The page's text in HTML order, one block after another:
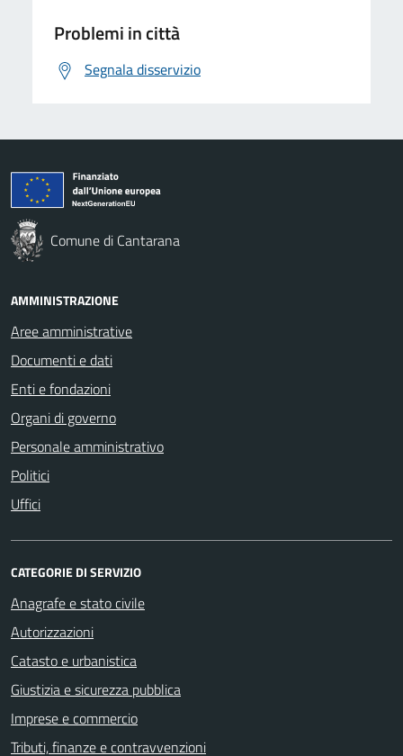
Problemi in città
Segnala disservizio
Comune di Cantarana
AMMINISTRAZIONE
Aree amministrative
Documenti e dati
Enti e fondazioni
Organi di governo
Personale amministrativo
Politici
Uffici
CATEGORIE DI SERVIZIO
Anagrafe e stato civile
Autorizzazioni
Catasto e urbanistica
Giustizia e sicurezza pubblica
Imprese e commercio
Tributi, finanze e contravvenzioni